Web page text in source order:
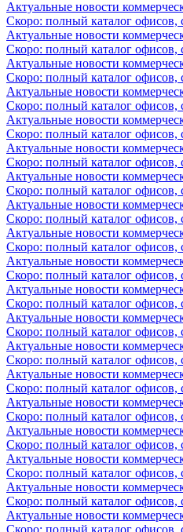
Актуальные новости
Скоро: полный каталог офисов,
Актуальные новости
Скоро: полный каталог офисов,
Актуальные новости
Скоро: полный каталог офисов,
Актуальные новости
Скоро: полный каталог офисов,
Актуальные новости
Скоро: полный каталог офисов,
Актуальные новости
Скоро: полный каталог офисов,
Актуальные новости
Скоро: полный каталог офисов,
Актуальные новости
Скоро: полный каталог офисов,
Актуальные новости
Скоро: полный каталог офисов,
Актуальные новости
Скоро: полный каталог офисов,
Актуальные новости
Скоро: полный каталог офисов,
Актуальные новости
Скоро: полный каталог офисов,
Актуальные новости
Скоро: полный каталог офисов,
Актуальные новости
Скоро: полный каталог офисов,
Актуальные новости
Скоро: полный каталог офисов,
Актуальные новости
Скоро: полный каталог офисов,
Актуальные новости
Скоро: полный каталог офисов,
Актуальные новости
Скоро: полный каталог офисов,
Актуальные новости
Скоро: полный каталог офисов,